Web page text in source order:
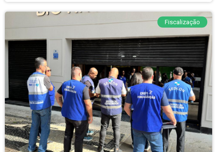
Fiscalização